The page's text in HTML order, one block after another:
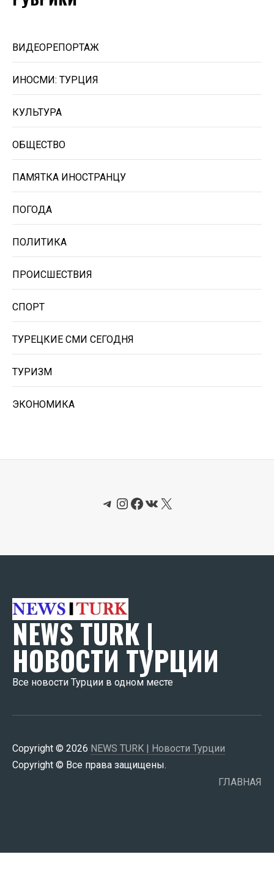
ВИДЕОРЕПОРТАЖ
ИНОСМИ: ТУРЦИЯ
КУЛЬТУРА
ОБЩЕСТВО
ПАМЯТКА ИНОСТРАНЦУ
ПОГОДА
ПОЛИТИКА
ПРОИСШЕСТВИЯ
СПОРТ
ТУРЕЦКИЕ СМИ СЕГОДНЯ
ТУРИЗМ
ЭКОНОМИКА
Telegram
Instagram
Facebook
ВКонтакте
X
NEWS TURK |
НОВОСТИ ТУРЦИИ
Все новости Турции в одном месте
Copyright © 2026 NEWS TURK | Новости Турции
Copyright © Все права защищены.
ГЛАВНАЯ